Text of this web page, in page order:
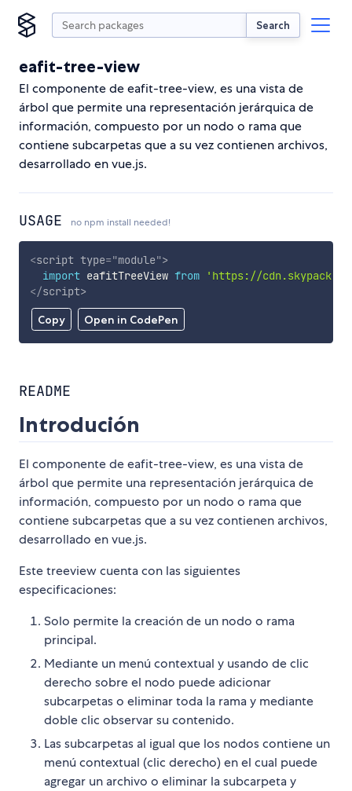
Search
eafit-tree-view
El componente de eafit-tree-view, es una vista de
árbol que permite una representación jerárquica de
información, compuesto por un nodo o rama que
contiene subcarpetas que a su vez contienen archivos,
desarrollado en vue.js.
USAGE no npm install needed!
Copy Open in CodePen
<script type="module">
import eafitTreeView from
'https://
</script>
README
Introdución
El componente de eafit-tree-view, es una vista de
árbol que permite una representación jerárquica de
información, compuesto por un nodo o rama que
contiene subcarpetas que a su vez contienen archivos,
desarrollado en vue.js.
Este treeview cuenta con las siguientes
especificaciones:
Solo permite la creación de un nodo o rama
principal.
Mediante un menú contextual y usando de clic
derecho sobre el nodo puede adicionar
subcarpetas o eliminar toda la rama y mediante
doble clic observar su contenido.
Las subcarpetas al igual que los nodos contiene un
menú contextual (clic derecho) en el cual puede
agregar un archivo o eliminar la subcarpeta y